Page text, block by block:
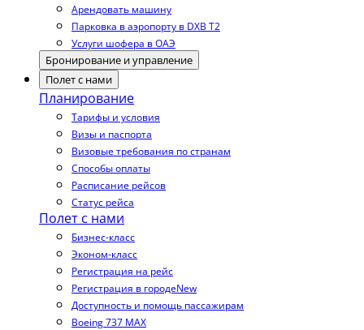
Арендовать машину
Парковка в аэропорту в DXB T2
Услуги шофера в ОАЭ
Бронирование и управление
Полет с нами
Планирование
Тарифы и условия
Визы и паспорта
Визовые требования по странам
Способы оплаты
Расписание рейсов
Статус рейса
Полет с нами
Бизнес-класс
Эконом-класс
Регистрация на рейс
Регистрация в городеNew
Доступность и помощь пассажирам
Boeing 737 MAX